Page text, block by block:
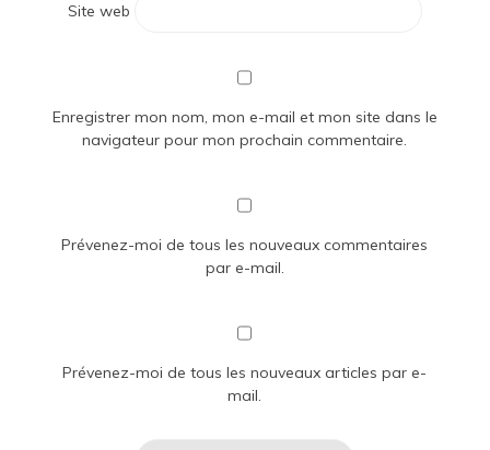
Site web
Enregistrer mon nom, mon e-mail et mon site dans le
navigateur pour mon prochain commentaire.
Prévenez-moi de tous les nouveaux commentaires
par e-mail.
Prévenez-moi de tous les nouveaux articles par e-
mail.